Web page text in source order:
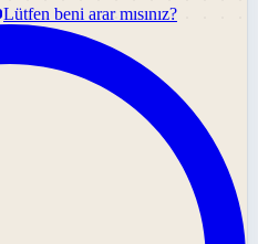
Lütfen beni arar mısınız?